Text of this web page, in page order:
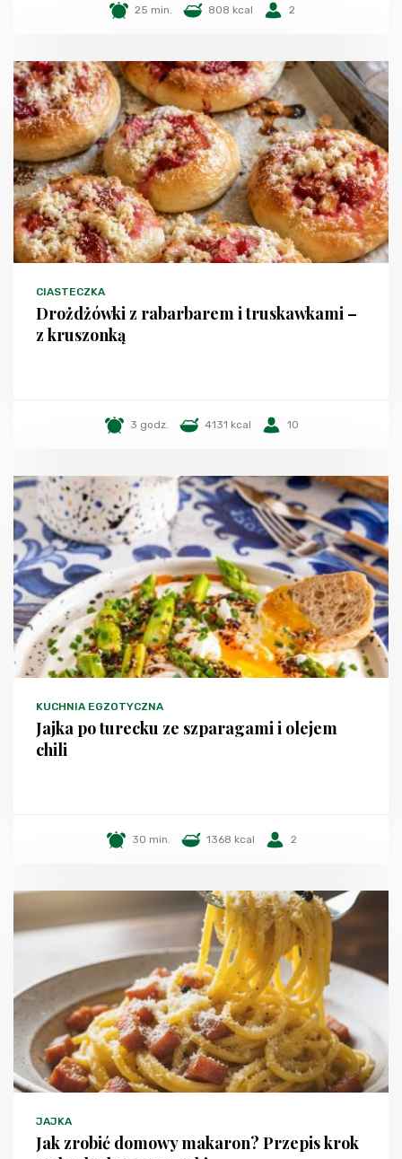
25 min. 808 kcal 2
CIASTECZKA
Drożdżówki z rabarbarem i truskawkami –
z kruszonką
3 godz. 4131 kcal 10
KUCHNIA EGZOTYCZNA
Jajka po turecku ze szparagami i olejem
chili
30 min. 1368 kcal 2
JAJKA
Jak zrobić domowy makaron? Przepis krok